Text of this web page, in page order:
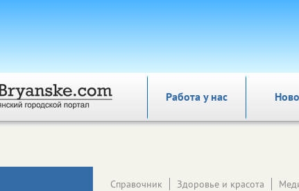
Работа у нас
Справочник Здоровье и красота